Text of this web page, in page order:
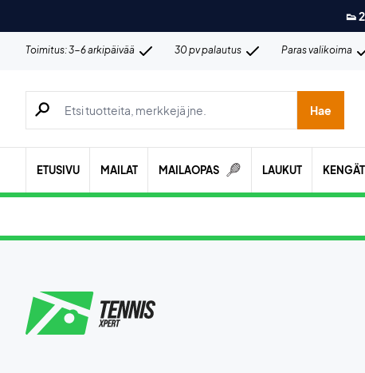
👟
Toimitus: 3-6 arkipäivää 30 pv palautus Paras valikoima
Hae tuotteita, merkkejä jne.
Hae
ETUSIVU MAILAT MAILAOPAS LAUKUT KENGÄT